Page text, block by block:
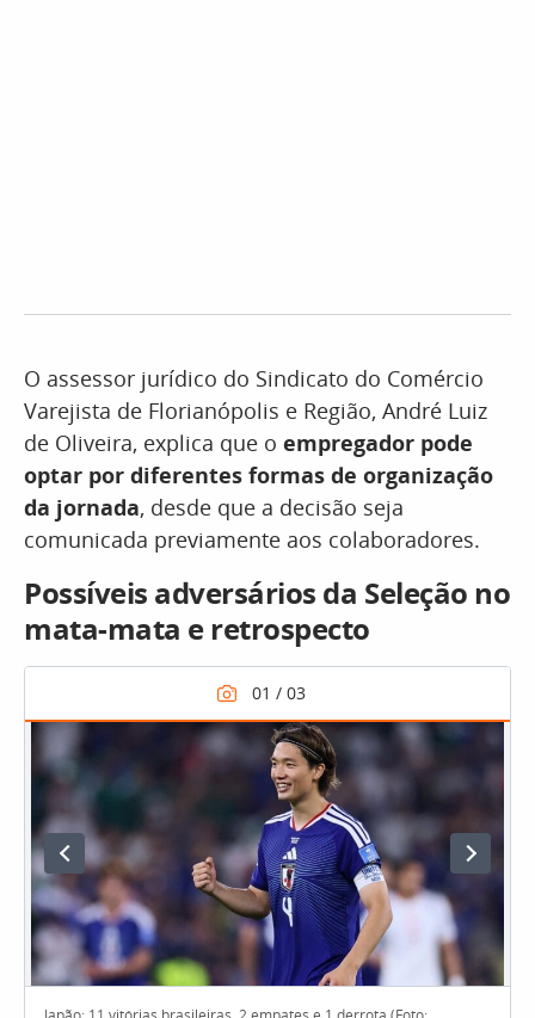
O assessor jurídico do Sindicato do Comércio
Varejista de Florianópolis e Região, André Luiz
de Oliveira, explica que o empregador pode
optar por diferentes formas de organização
da jornada, desde que a decisão seja
comunicada previamente aos colaboradores.
Possíveis adversários da Seleção no
mata-mata e retrospecto